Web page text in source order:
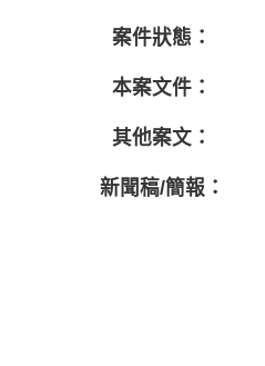
案件狀態：
本案文件：
其他案文：
新聞稿/簡報：